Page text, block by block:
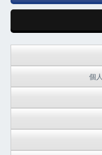
個